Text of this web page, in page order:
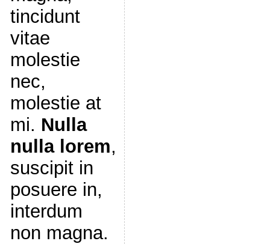
tincidunt
vitae
molestie
nec,
molestie at
mi. Nulla
nulla lorem,
suscipit in
posuere in,
interdum
non magna.